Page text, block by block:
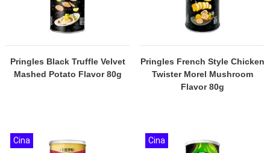
Pringles Black Truffle Velvet
Mashed Potato Flavor 80g
Pringles French Style Chicken
Twister Morel Mushroom
Flavor 80g
Cina Cina